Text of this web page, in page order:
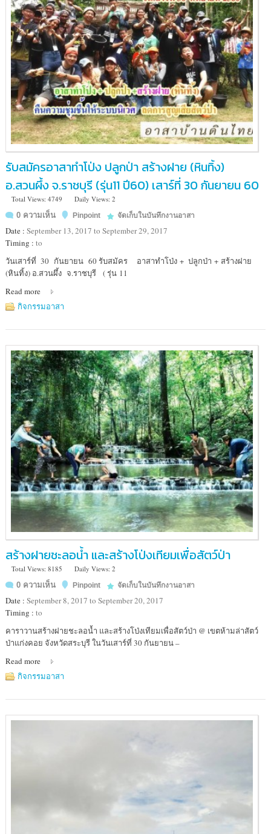
รับสมัครอาสาทำโป่ง ปลูกป่า สร้างฝาย (หินทิ้ง)
อ.สวนผึ้ง จ.ราชบุรี (รุ่น11 ปี60) เสาร์ที่ 30 กันยายน 60
Total Views: 4749
Daily Views: 2
0 ความเห็น
Pinpoint จัดเก็บในบันทึกงานอาสา
Date : September 13, 2017 to September 29, 2017
Timing : to
Location
:
รักษา
พันธ์
ป่า
แม่น้ำ
ภาชี
วันเสาร์ที่ 30 กันยายน 60 รับสมัคร อาสาทำโป่ง + ปลูกป่า + สร้างฝาย
(หินทิ้ง) อ.สวนผึ้ง จ.ราชบุรี ( รุ่น 11
Read more
กิจกรรมอาสา
สร้างฝายชะลอน้ำ และสร้างโป่งเทียมเพื่อสัตว์ป่า
Total Views: 8185
Daily Views: 2
0 ความเห็น
Pinpoint จัดเก็บในบันทึกงานอาสา
Date : September 8, 2017 to September 20, 2017
Timing : to
Location
:
ห้าม
ล่า
ป่า
แก่งคอย
คาราวานสร้างฝายชะลอน้ำ และสร้างโป่งเทียมเพื่อสัตว์ป่า @ เขตห้ามล่าสัตว์
ป่าแก่งคอย จังหวัดสระบุรี ในวันเสาร์ที่ 30 กันยายน –
Read more
กิจกรรมอาสา